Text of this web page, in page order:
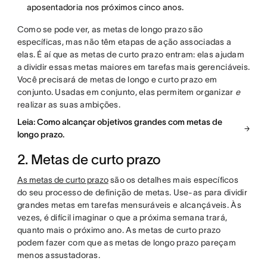
aposentadoria nos próximos cinco anos.
Como se pode ver, as metas de longo prazo são
específicas, mas não têm etapas de ação associadas a
elas. É aí que as metas de curto prazo entram: elas ajudam
a dividir essas metas maiores em tarefas mais gerenciáveis.
Você precisará de metas de longo e curto prazo em
conjunto. Usadas em conjunto, elas permitem organizar e
realizar as suas ambições.
Leia: Como alcançar objetivos grandes com metas de
longo prazo.
2. Metas de curto prazo
As metas de curto prazosão os detalhes mais específicos
do seu processo de definição de metas. Use-as para dividir
grandes metas em tarefas mensuráveis e alcançáveis. Às
vezes, é difícil imaginar o que a próxima semana trará,
quanto mais o próximo ano. As metas de curto prazo
podem fazer com que as metas de longo prazo pareçam
menos assustadoras.